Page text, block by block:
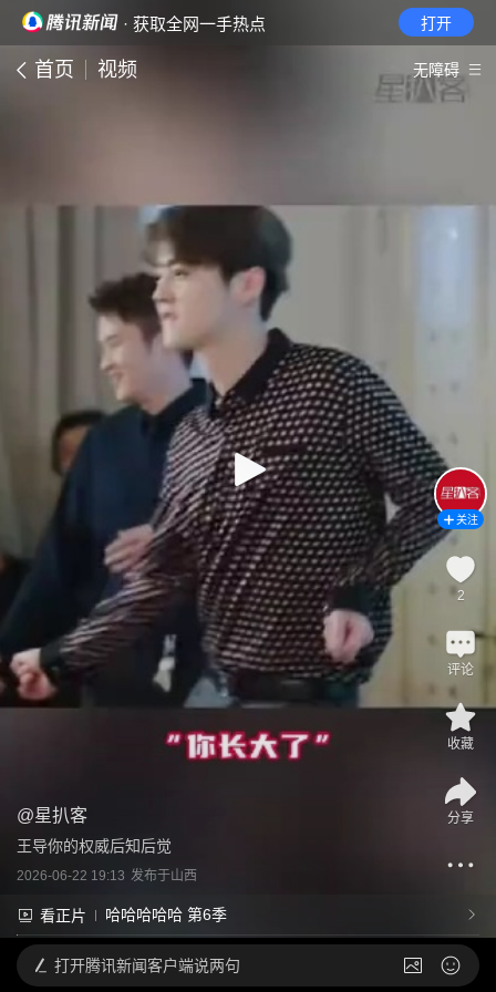
· 获取全网一手热点 打开
首页 视频 无障碍
@星扒客
王导你的权威后知后觉
2026-06-22 19:13 发布于山西
看正片 哈哈哈哈哈 第6季
关注
2
评论
收藏
分享
打开腾讯新闻客户端说两句